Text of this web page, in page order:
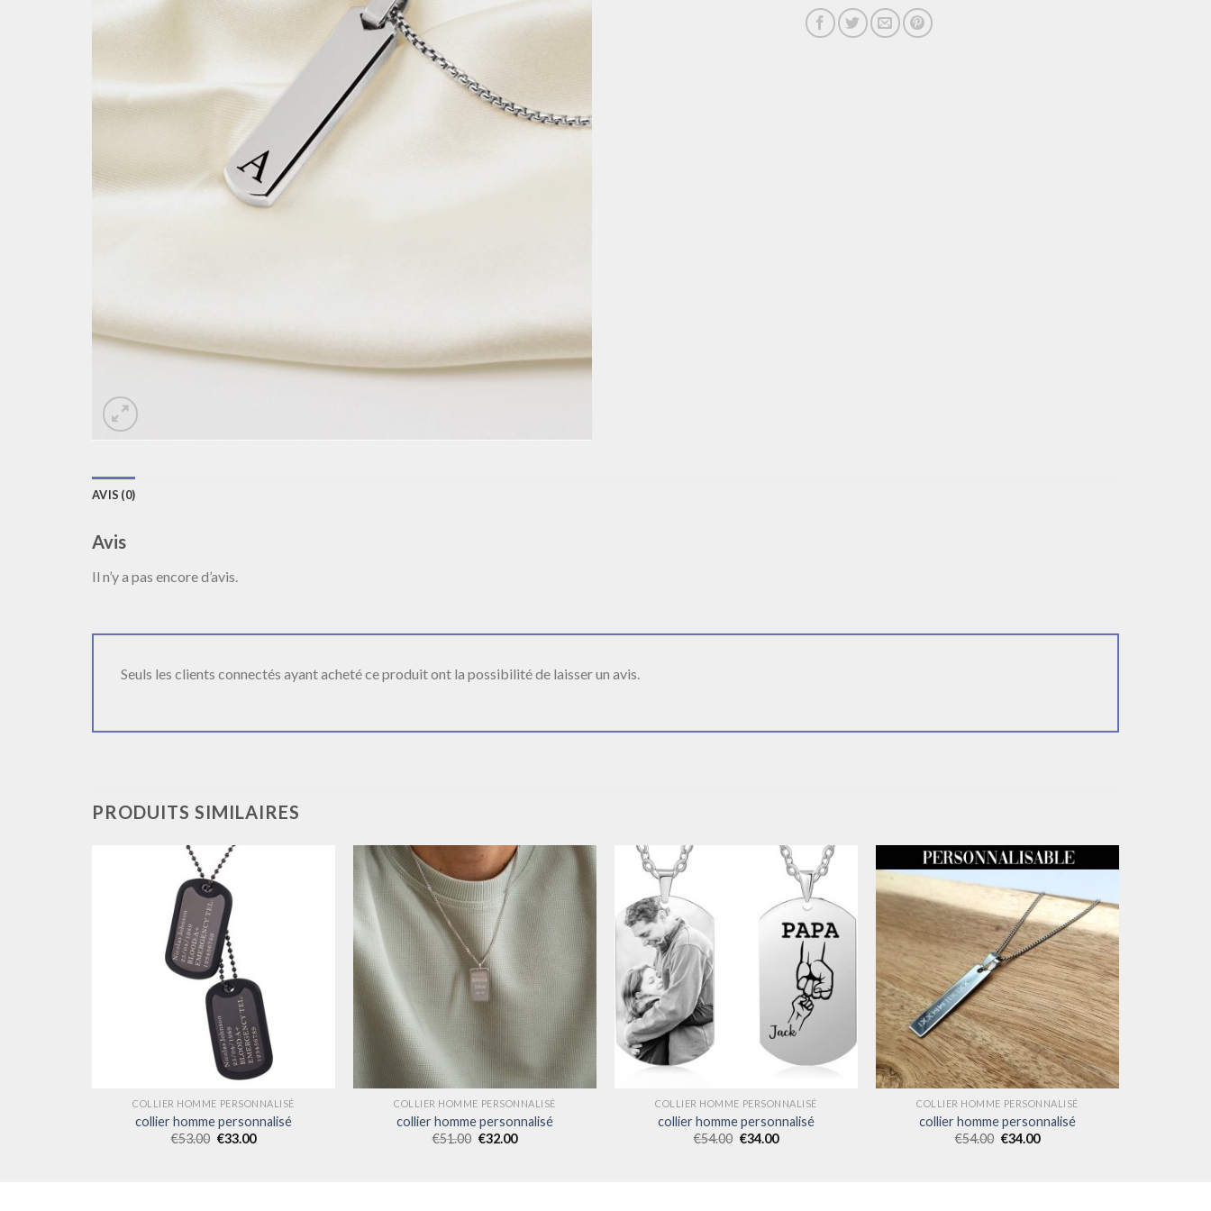
AVIS (0)
Avis
Il n’y a pas encore d’avis.
Seuls les clients connectés ayant acheté ce produit ont la possibilité de laisser un avis.
PRODUITS SIMILAIRES
COLLIER HOMME PERSONNALISÉ
collier homme personnalisé
€53.00 €33.00
COLLIER HOMME PERSONNALISÉ
collier homme personnalisé
€51.00 €32.00
COLLIER HOMME PERSONNALISÉ
collier homme personnalisé
€54.00 €34.00
COLLIER HOMME PERSONNALISÉ
collier homme personnalisé
€54.00 €34.00